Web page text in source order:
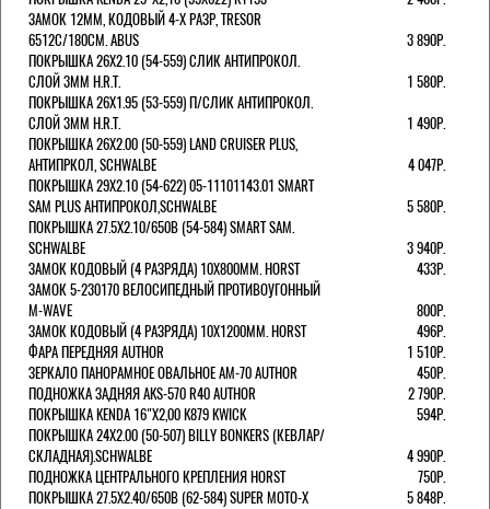
ЗАМОК 12ММ, КОДОВЫЙ 4-Х РАЗР, TRESOR
6512C/180СМ. ABUS
3 890Р.
ПОКРЫШКА 26X2.10 (54-559) СЛИК АНТИПРОКОЛ.
СЛОЙ 3ММ H.R.T.
1 580Р.
ПОКРЫШКА 26X1.95 (53-559) П/СЛИК АНТИПРОКОЛ.
СЛОЙ 3ММ H.R.T.
1 490Р.
ПОКРЫШКА 26X2.00 (50-559) LAND CRUISER PLUS,
АНТИПРКОЛ, SCHWALBE
4 047Р.
ПОКРЫШКА 29X2.10 (54-622) 05-11101143.01 SMART
SAM PLUS АНТИПРОКОЛ,SCHWALBE
5 580Р.
ПОКРЫШКА 27.5X2.10/650B (54-584) SMART SAM.
SCHWALBE
3 940Р.
ЗАМОК КОДОВЫЙ (4 РАЗРЯДА) 10Х800ММ. HORST
433Р.
ЗАМОК 5-230170 ВЕЛОСИПЕДНЫЙ ПРОТИВОУГОННЫЙ
M-WAVE
800Р.
ЗАМОК КОДОВЫЙ (4 РАЗРЯДА) 10Х1200ММ. HORST
496Р.
ФАРА ПЕРЕДНЯЯ AUTHOR
1 510Р.
ЗЕРКАЛО ПАНОРАМНОЕ ОВАЛЬНОЕ AM-70 AUTHOR
450Р.
ПОДНОЖКА ЗАДНЯЯ AKS-570 R40 AUTHOR
2 790Р.
ПОКРЫШКА KENDA 16"Х2,00 K879 KWICK
594Р.
ПОКРЫШКА 24X2.00 (50-507) BILLY BONKERS (КЕВЛАР/
СКЛАДНАЯ).SCHWALBE
4 990Р.
ПОДНОЖКА ЦЕНТРАЛЬНОГО КРЕПЛЕНИЯ HORST
750Р.
ПОКРЫШКА 27.5X2.40/650B (62-584) SUPER MOTO-X
5 848Р.